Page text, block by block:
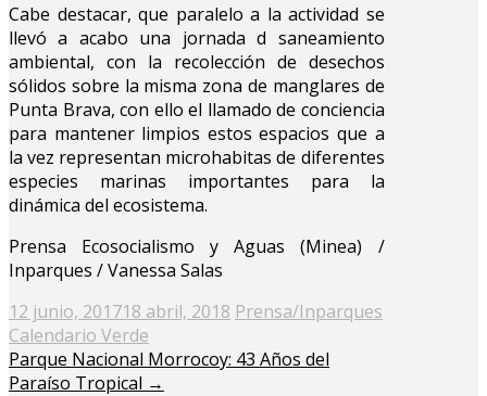
Cabe destacar, que paralelo a la actividad se
llevó a acabo una jornada d saneamiento
ambiental, con la recolección de desechos
sólidos sobre la misma zona de manglares de
Punta Brava, con ello el llamado de conciencia
para mantener limpios estos espacios que a
la vez representan microhabitas de diferentes
especies marinas importantes para la
dinámica del ecosistema.
Prensa Ecosocialismo y Aguas (Minea) /
Inparques / Vanessa Salas
Posted
on
12 junio, 201718 abril, 2018 Prensa/Inparques
Calendario Verde
Parque Nacional Morrocoy: 43 Años del
Paraíso Tropical →